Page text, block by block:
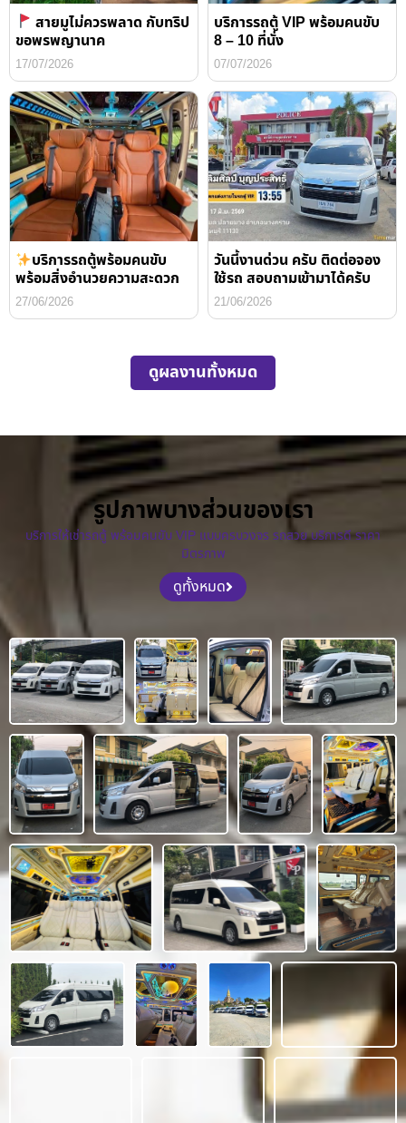
สายมูไม่ควรพลาด กับทริป
ขอพรพญานาค
17/07/2026
บริการรถตู้ VIP พร้อมคนขับ
8 – 10 ที่นั่ง
07/07/2026
บริการรถตู้พร้อมคนขับ
พร้อมสิ่งอำนวยความสะดวก
27/06/2026
วันนี้งานด่วน ครับ ติดต่อจอง
ใช้รถ สอบถามเข้ามาได้ครับ
21/06/2026
ดูผลงานทั้งหมด
รูปภาพบางส่วนของเรา
บริการให้เช่ารถตู้ พร้อมคนขับ VIP แบบครบวงจร รถสวย บริการดี ราคา
มิตรภาพ
ดูทั้งหมด